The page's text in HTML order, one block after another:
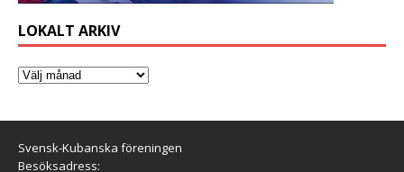
LOKALT ARKIV
Svensk-Kubanska föreningen
Besöksadress: